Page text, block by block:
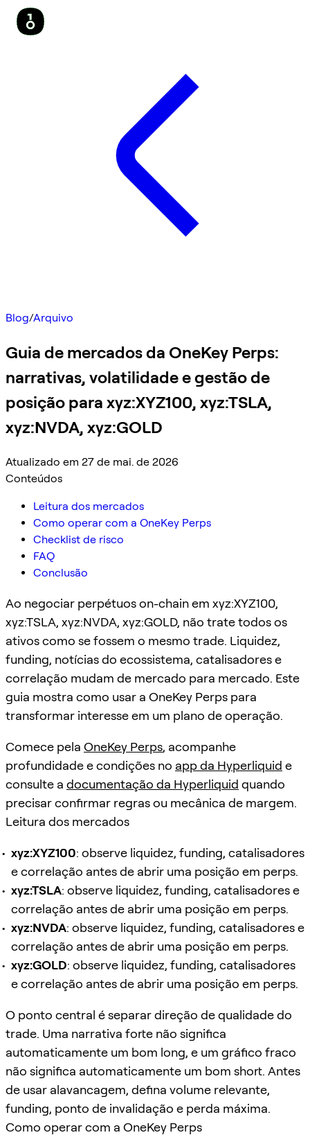
Blog/Arquivo
Guia de mercados da OneKey Perps:
narrativas, volatilidade e gestão de
posição para xyz:XYZ100, xyz:TSLA,
xyz:NVDA, xyz:GOLD
Atualizado em 27 de mai. de 2026
Conteúdos
Leitura dos mercados
Como operar com a OneKey Perps
Checklist de risco
FAQ
Conclusão
Ao negociar perpétuos on-chain em xyz:XYZ100,
xyz:TSLA, xyz:NVDA, xyz:GOLD, não trate todos os
ativos como se fossem o mesmo trade. Liquidez,
funding, notícias do ecossistema, catalisadores e
correlação mudam de mercado para mercado. Este
guia mostra como usar a OneKey Perps para
transformar interesse em um plano de operação.
Comece pela OneKey Perps, acompanhe
profundidade e condições no app da Hyperliquid e
consulte a documentação da Hyperliquid quando
precisar confirmar regras ou mecânica de margem.
Leitura dos mercados
xyz:XYZ100: observe liquidez, funding, catalisadores
e correlação antes de abrir uma posição em perps.
xyz:TSLA: observe liquidez, funding, catalisadores e
correlação antes de abrir uma posição em perps.
xyz:NVDA: observe liquidez, funding, catalisadores e
correlação antes de abrir uma posição em perps.
xyz:GOLD: observe liquidez, funding, catalisadores
e correlação antes de abrir uma posição em perps.
O ponto central é separar direção de qualidade do
trade. Uma narrativa forte não significa
automaticamente um bom long, e um gráfico fraco
não significa automaticamente um bom short. Antes
de usar alavancagem, defina volume relevante,
funding, ponto de invalidação e perda máxima.
Como operar com a OneKey Perps